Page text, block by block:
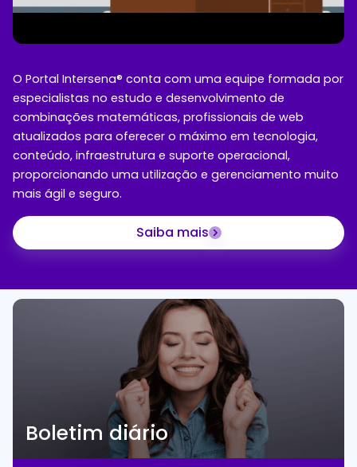
O Portal Intersena® conta com uma equipe formada por
especialistas no estudo e desenvolvimento de
combinações matemáticas, profissionais de web
atualizados para oferecer o máximo em tecnologia,
conteúdo, infraestrutura e suporte operacional,
proporcionando uma utilização e gerenciamento muito
mais ágil e seguro.
Saiba mais
Boletim diário